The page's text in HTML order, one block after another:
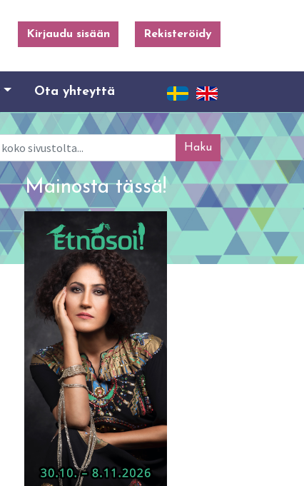
Kirjaudu sisään Rekisteröidy
Ota yhteyttä
Mainosta tässä!